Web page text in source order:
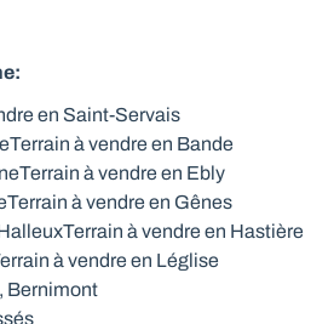
Chercher
:
en Saint-Servais
Terrain à vendre en Bande
Terrain à vendre en Ebly
Terrain à vendre en Gênes
Terrain à vendre en Hastière
à vendre en Léglise
Bernimont